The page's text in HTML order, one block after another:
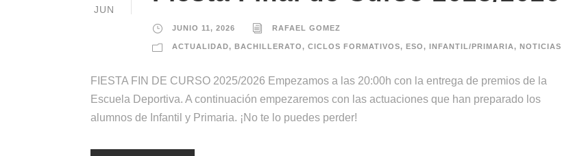
JUN
JUNIO 11, 2026 RAFAEL GOMEZ
ACTUALIDAD, BACHILLERATO, CICLOS FORMATIVOS, ESO, INFANTIL/PRIMARIA, NOTICIAS
FIESTA FIN DE CURSO 2025/2026 Empezamos a las 20:00h con la entrega de premios de la
Escuela Deportiva. A continuación empezaremos con las actuaciones que han preparado los
alumnos de Infantil y Primaria. ¡No te lo puedes perder!